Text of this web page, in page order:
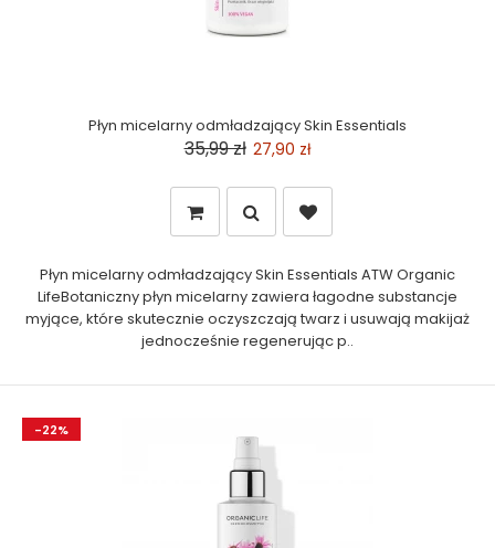
Płyn micelarny odmładzający Skin Essentials
35,99 zł 27,90 zł
Płyn micelarny odmładzający Skin Essentials ATW Organic
LifeBotaniczny płyn micelarny zawiera łagodne substancje
myjące, które skutecznie oczyszczają twarz i usuwają makijaż
jednocześnie regenerując p..
-22%